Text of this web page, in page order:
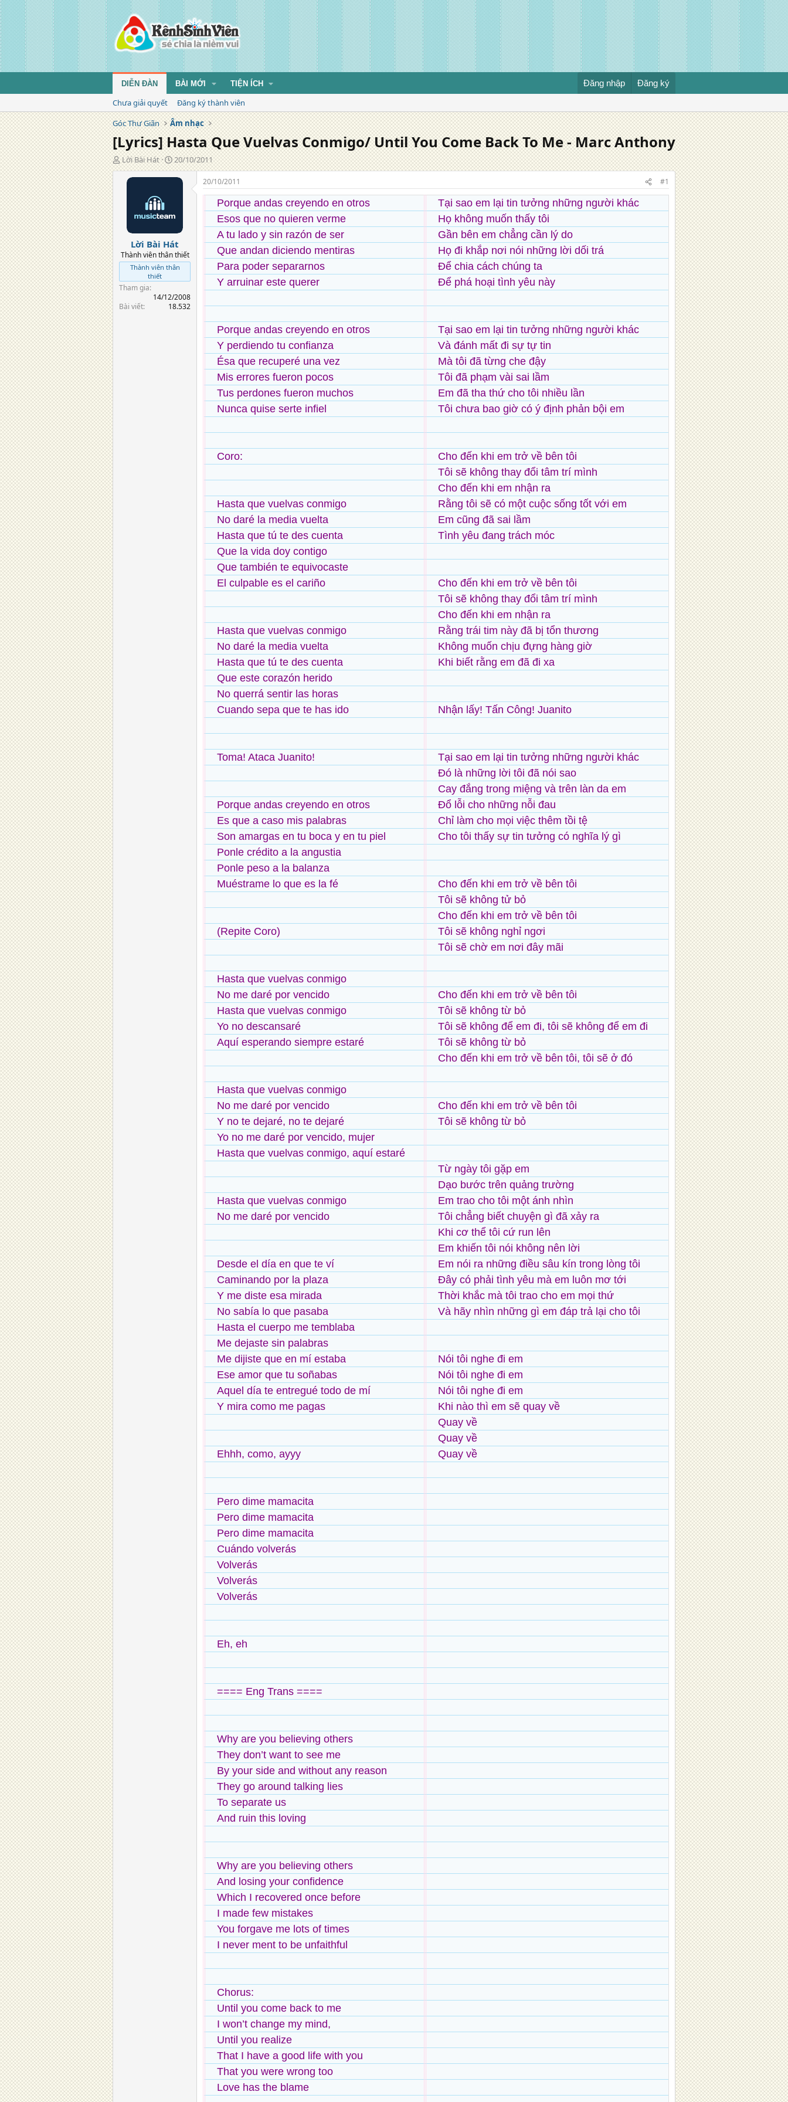
DIỄN ĐÀN BÀI MỚI TIỆN ÍCH Đăng nhập Đăng ký
Chưa giải quyết
Đăng ký thành viên
Góc Thư Giãn
Âm nhạc
[Lyrics] Hasta Que Vuelvas Conmigo/ Until You Come Back To Me - Marc Anthony
T
á
Lời Bài Hát
N
g
à
n
g
20/10/2011
Lời Bài Hát
Thành viên thân thiết
Thành viên thân
thiết
Tham gia
14/12/2008
Bài viết
18.532
20/10/2011 #1
Porque andas creyendo en otros
Esos que no quieren verme
A tu lado y sin razón de ser
Que andan diciendo mentiras
Para poder separarnos
Y arruinar este querer
Porque andas creyendo en otros
Y perdiendo tu confianza
Ésa que recuperé una vez
Mis errores fueron pocos
Tus perdones fueron muchos
Nunca quise serte infiel
Coro:
Hasta que vuelvas conmigo
No daré la media vuelta
Hasta que tú te des cuenta
Que la vida doy contigo
Que también te equivocaste
El culpable es el cariño
Hasta que vuelvas conmigo
No daré la media vuelta
Hasta que tú te des cuenta
Que este corazón herido
No querrá sentir las horas
Cuando sepa que te has ido
Toma! Ataca Juanito!
Porque andas creyendo en otros
Es que a caso mis palabras
Son amargas en tu boca y en tu piel
Ponle crédito a la angustia
Ponle peso a la balanza
Muéstrame lo que es la fé
(Repite Coro)
Hasta que vuelvas conmigo
No me daré por vencido
Hasta que vuelvas conmigo
Yo no descansaré
Aquí esperando siempre estaré
Hasta que vuelvas conmigo
No me daré por vencido
Y no te dejaré, no te dejaré
Yo no me daré por vencido, mujer
Hasta que vuelvas conmigo, aquí estaré
Hasta que vuelvas conmigo
No me daré por vencido
Desde el día en que te ví
Caminando por la plaza
Y me diste esa mirada
No sabía lo que pasaba
Hasta el cuerpo me temblaba
Me dejaste sin palabras
Me dijiste que en mí estaba
Ese amor que tu soñabas
Aquel día te entregué todo de mí
Y mira como me pagas
Ehhh, como, ayyy
Pero dime mamacita
Pero dime mamacita
Pero dime mamacita
Cuándo volverás
Volverás
Volverás
Volverás
Eh, eh
==== Eng Trans ====
Why are you believing others
They don’t want to see me
By your side and without any reason
They go around talking lies
To separate us
And ruin this loving
Why are you believing others
And losing your confidence
Which I recovered once before
I made few mistakes
You forgave me lots of times
I never ment to be unfaithful
Chorus:
Until you come back to me
I won’t change my mind,
Until you realize
That I have a good life with you
That you were wrong too
Love has the blame
Tại sao em lại tin tưởng những người khác
Họ không muốn thấy tôi
Gần bên em chẳng cần lý do
Họ đi khắp nơi nói những lời dối trá
Để chia cách chúng ta
Để phá hoại tình yêu này
Tại sao em lại tin tưởng những người khác
Và đánh mất đi sự tự tin
Mà tôi đã từng che đậy
Tôi đã phạm vài sai lầm
Em đã tha thứ cho tôi nhiều lần
Tôi chưa bao giờ có ý định phản bội em
Cho đến khi em trở về bên tôi
Tôi sẽ không thay đổi tâm trí mình
Cho đến khi em nhận ra
Rằng tôi sẽ có một cuộc sống tốt với em
Em cũng đã sai lầm
Tình yêu đang trách móc
Cho đến khi em trở về bên tôi
Tôi sẽ không thay đổi tâm trí mình
Cho đến khi em nhận ra
Rằng trái tim này đã bị tổn thương
Không muốn chịu đựng hàng giờ
Khi biết rằng em đã đi xa
Nhận lấy! Tấn Công! Juanito
Tại sao em lại tin tưởng những người khác
Đó là những lời tôi đã nói sao
Cay đắng trong miệng và trên làn da em
Đổ lỗi cho những nỗi đau
Chỉ làm cho mọi việc thêm tồi tệ
Cho tôi thấy sự tin tưởng có nghĩa lý gì
Cho đến khi em trở về bên tôi
Tôi sẽ không tử bỏ
Cho đến khi em trở về bên tôi
Tôi sẽ không nghỉ ngơi
Tôi sẽ chờ em nơi đây mãi
Cho đến khi em trở về bên tôi
Tôi sẽ không từ bỏ
Tôi sẽ không để em đi, tôi sẽ không để em đi
Tôi sẽ không từ bỏ
Cho đến khi em trở về bên tôi, tôi sẽ ở đó
Cho đến khi em trở về bên tôi
Tôi sẽ không từ bỏ
Từ ngày tôi gặp em
Dạo bước trên quảng trường
Em trao cho tôi một ánh nhìn
Tôi chẳng biết chuyện gì đã xảy ra
Khi cơ thể tôi cứ run lên
Em khiến tôi nói không nên lời
Em nói ra những điều sâu kín trong lòng tôi
Đây có phải tình yêu mà em luôn mơ tới
Thời khắc mà tôi trao cho em mọi thứ
Và hãy nhìn những gì em đáp trả lại cho tôi
Nói tôi nghe đi em
Nói tôi nghe đi em
Nói tôi nghe đi em
Khi nào thì em sẽ quay về
Quay về
Quay về
Quay về